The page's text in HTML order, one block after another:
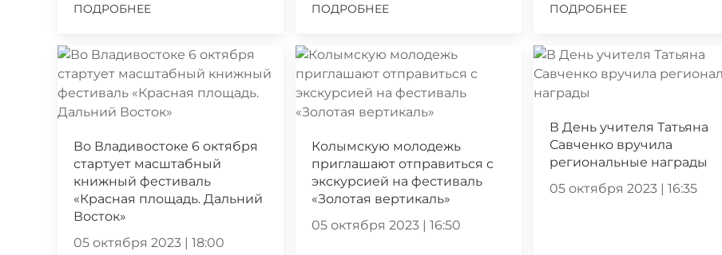
ПОДРОБНЕЕ ПОДРОБНЕЕ ПОДРОБНЕЕ
Во Владивостоке 6 октября
стартует масштабный
книжный фестиваль
«Красная площадь. Дальний
Восток»
05 октября 2023 | 18:00
Колымскую молодежь
приглашают отправиться с
экскурсией на фестиваль
«Золотая вертикаль»
05 октября 2023 | 16:50
В День учителя Татьяна
Савченко вручила
региональные награды
05 октября 2023 | 16:35